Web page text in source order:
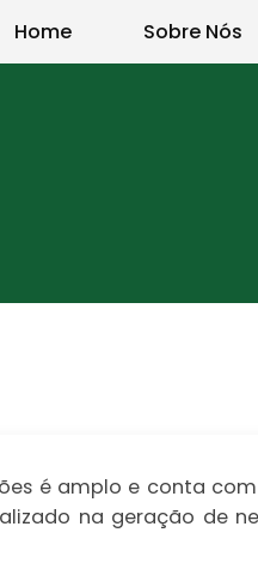
Home Sobre Nós
é amplo e conta
na geração de